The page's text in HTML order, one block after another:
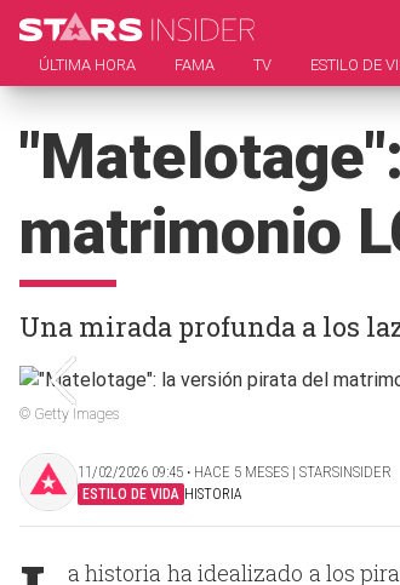
ÚLTIMA HORA FAMA TV ESTILO DE
matrimonio
Una mirada profunda a los
© Getty Images
11/02/2026 09:45 ‧ HACE 5 MESES | STARSINSIDER
ESTILO DE VIDA HISTORIA
a historia ha idealizado a los